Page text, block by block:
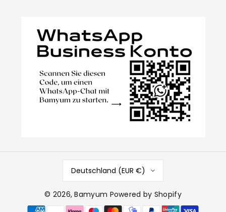
Deutschland (EUR €)
© 2026,Bamyum Powered by Shopify
Zahlungsmethoden